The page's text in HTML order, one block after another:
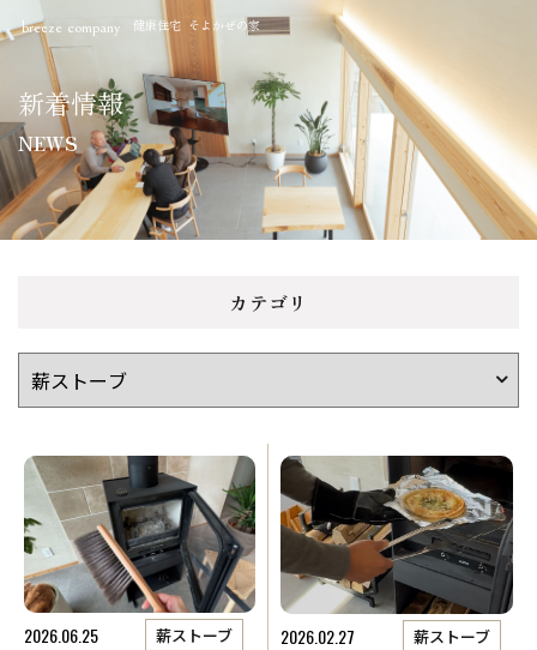
breeze company 健康住宅 そよかぜの家
新着情報
NEWS
カテゴリ
2026.06.25 薪ストーブ 2026.02.27 薪ストーブ